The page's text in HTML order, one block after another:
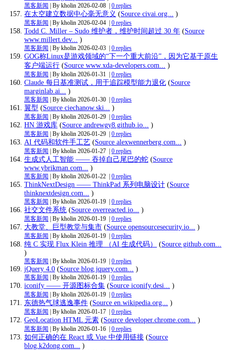
黑客新闻 | By kholin 2026-02-08 0 replies
在太空建立数据中心毫无意义 (Source civai.org... )
黑客新闻 | By kholin 2026-02-04 0 replies
Todd C. Miller – Sudo 维护者，维护时间超过 30 年 (Source
www.millert.dev...
)
黑客新闻 | By kholin 2026-02-03 0 replies
GOG称Linux是游戏领域的“下一个重大前沿”，因为它基于原生
客户端运行 (Source www.xda-developers.com... )
黑客新闻 | By kholin 2026-01-31 0 replies
Claude 每日基准测试，用于追踪模型能力退化 (Source
marginlab.ai...
)
黑客新闻 | By kholin 2026-01-30 0 replies
翼型 (Source ciechanow.ski... )
黑客新闻 | By kholin 2026-01-29 0 replies
HN 游戏库 (Source andrewgy8.github.io... )
黑客新闻 | By kholin 2026-01-29 0 replies
AI 代码和软件手工艺 (Source alexwennerberg.com... )
黑客新闻 | By kholin 2026-01-27 0 replies
生成式人工智能 —— 吞掉自己尾巴的蛇 (Source
www.ybrikman.com...
)
黑客新闻 | By kholin 2026-01-22 0 replies
ThinkNextDesign —— ThinkPad 系列电脑设计 (Source
thinknextdesign.com...
)
黑客新闻 | By kholin 2026-01-19 0 replies
社交文件系统 (Source overreacted.io... )
黑客新闻 | By kholin 2026-01-19 0 replies
大教堂、巨型教堂与集市 (Source opensourcesecurity.io... )
黑客新闻 | By kholin 2026-01-19 0 replies
纯 C 实现 Flux Klein 推理 （AI 生成代码） (Source github.com...
)
黑客新闻 | By kholin 2026-01-19 0 replies
jQuery 4.0 (Source blog.jquery.com... )
黑客新闻 | By kholin 2026-01-19 0 replies
iconify —— 开源图标合集 (Source iconify.desi... )
黑客新闻 | By kholin 2026-01-19 0 replies
东德热气球逃逸事件 (Source en.wikipedia.org... )
黑客新闻 | By kholin 2026-01-17 0 replies
GeoLocation HTML 元素 (Source developer.chrome.com... )
黑客新闻 | By kholin 2026-01-16 0 replies
如何正确的在 React 或 Vue 中使用链接 (Source
blog.k2dong.com...
)